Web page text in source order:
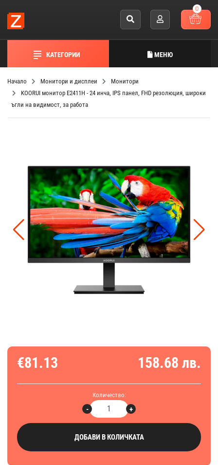
0
КАТЕГОРИИ МЕНЮ
Начало Монитори и дисплеи
Монитори
KOORUI монитор E2411H - 24 инча, IPS панел, FHD резолюция, широки
ъгли на видимост, за работа
€81.13 158.68 лв.
Количество:
+
-
ДОБАВИ В КОЛИЧКАТА